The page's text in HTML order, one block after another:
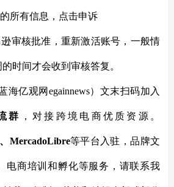
所有信息，点击申诉
审核批准，重新激活账号，一般情
时间才会收到审核答复。
海亿观网egainnews）文末扫码加入
群 ，对接跨境电商优质资源。
MercadoLibre等平台入驻，品牌文
电商培训和孵化等服务，请联系我